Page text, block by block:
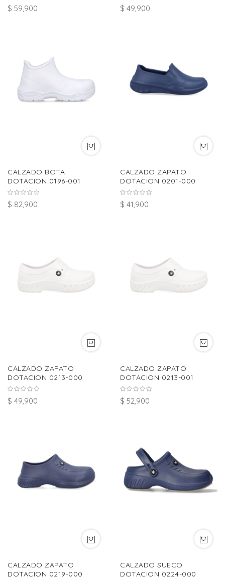
$ 59,900 $ 49,900
CALZADO BOTA
DOTACION 0196-001
$ 82,900
CALZADO ZAPATO
DOTACION 0201-000
$ 41,900
CALZADO ZAPATO
DOTACION 0213-000
$ 49,900
CALZADO ZAPATO
DOTACION 0213-001
$ 52,900
CALZADO ZAPATO
DOTACION 0219-000
CALZADO SUECO
DOTACION 0224-000